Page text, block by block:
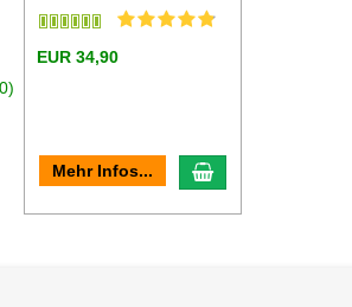
Warenkorb
EUR 34,90
Mehr Infos... In den Warenkorb